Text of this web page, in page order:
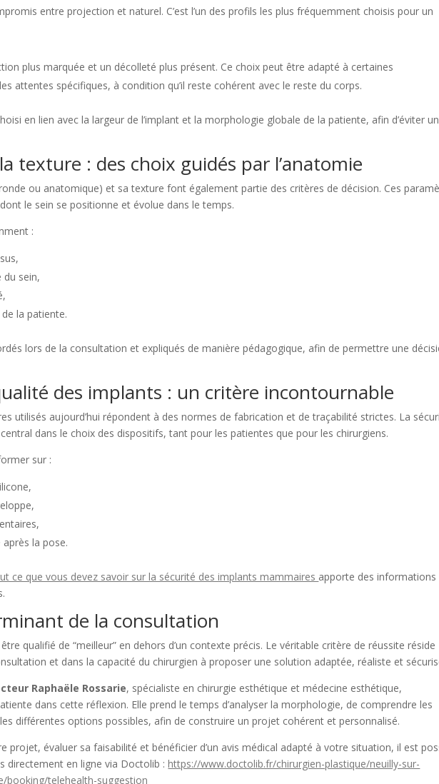
entre projection et naturel. C’est l’un des profils les plus fréquemment choisis pour un
plus marquée et un décolleté plus présent. Ce choix peut être adapté à certaines
attentes spécifiques, à condition qu’il reste cohérent avec le reste du corps.
en lien avec la largeur de l’implant et la morphologie globale de la patiente, afin d’éviter un
texture : des choix guidés par l’anatomie
ou anatomique) et sa texture font également partie des critères de décision. Ces
le sein se positionne et évolue dans le temps.
:
du sein,
la patiente.
lors de la consultation et expliqués de manière pédagogique, afin de permettre une
des implants : un critère incontournable
utilisés aujourd’hui répondent à des normes de fabrication et de traçabilité strictes. La
dans le choix des dispositifs, tant pour les patientes que pour les chirurgiens.
sur :
la pose.
ce que vous devez savoir sur la sécurité des implants mammaires apporte des informations
de la consultation
qualifié de “meilleur” en dehors d’un contexte précis. Le véritable critère de réussite réside
et dans la capacité du chirurgien à proposer une solution adaptée, réaliste et
Raphaële Rossarie, spécialiste en chirurgie esthétique et médecine esthétique,
dans cette réflexion. Elle prend le temps d’analyser la morphologie, de comprendre les
différentes options possibles, afin de construire un projet cohérent et personnalisé.
projet, évaluer sa faisabilité et bénéficier d’un avis médical adapté à votre situation, il est
directement en ligne via Doctolib :https://www.doctolib.fr/chirurgien-plastique/neuilly-sur-
booking/telehealth-suggestion